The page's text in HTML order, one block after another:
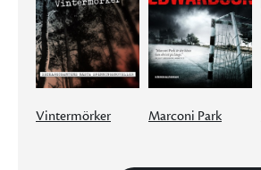
Vintermörker Marconi Park